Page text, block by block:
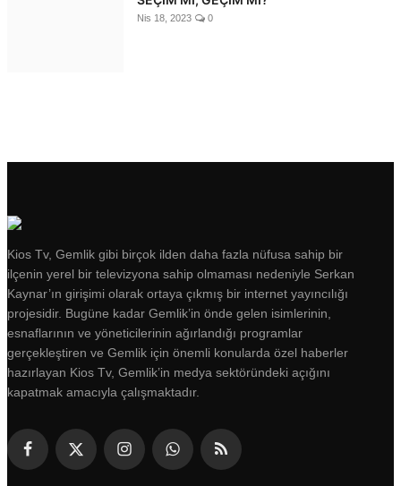
Nis 18, 2023 0
Kios Tv, Gemlik gibi birçok ilden daha fazla nüfusa sahip bir
ilçenin yerel bir televizyona sahip olmaması nedeniyle Serkan
Kaynar’ın girişimi olarak ortaya çıkmış bir internet yayıncılığı
projesidir. Bugüne kadar Gemlik’in önde gelen isimlerinin,
esnaflarının ve yöneticilerinin ağırlandığı programlar
gerçekleştiren ve Gemlik için önemli konularda özel haberler
hazırlayan Kios Tv, Gemlik’in medya sektöründeki açığını
kapatmak amacıyla çalışmaktadır.